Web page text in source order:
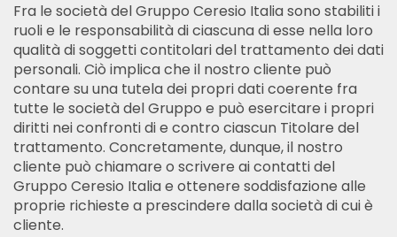
Fra le società del Gruppo Ceresio Italia sono stabiliti i
ruoli e le responsabilità di ciascuna di esse nella loro
qualità di soggetti contitolari del trattamento dei dati
personali. Ciò implica che il nostro cliente può
contare su una tutela dei propri dati coerente fra
tutte le società del Gruppo e può esercitare i propri
diritti nei confronti di e contro ciascun Titolare del
trattamento. Concretamente, dunque, il nostro
cliente può chiamare o scrivere ai contatti del
Gruppo Ceresio Italia e ottenere soddisfazione alle
proprie richieste a prescindere dalla società di cui è
cliente.